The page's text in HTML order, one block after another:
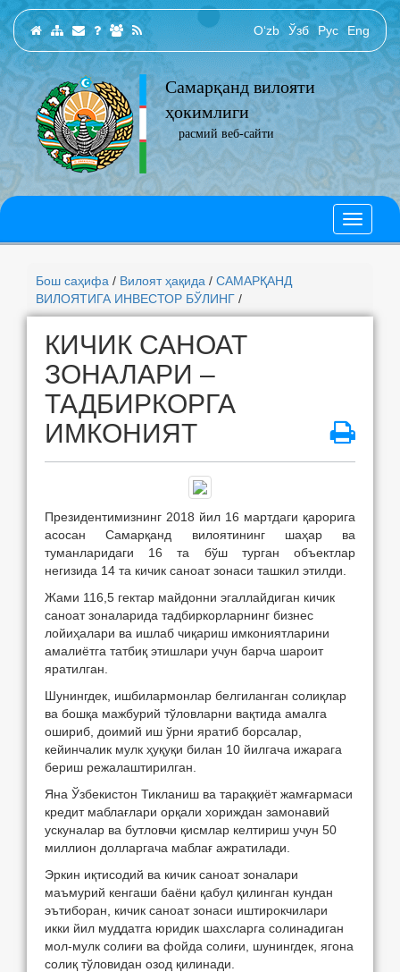
O‘zb Ўзб Рус Eng
Самарқанд вилояти
ҳокимлиги
расмий веб-сайти
Бош саҳифа / Вилоят ҳақида / САМАРҚАНД
ВИЛОЯТИГА ИНВЕСТОР БЎЛИНГ /
КИЧИК САНОАТ
ЗОНАЛАРИ –
ТАДБИРКОРГА
ИМКОНИЯТ
Президентимизнинг 2018 йил 16 мартдаги қарорига
асосан Самарқанд вилоятининг шаҳар ва
туманларидаги 16 та бўш турган объектлар
негизида 14 та кичик саноат зонаси ташкил этилди.
Жами 116,5 гектар майдонни эгаллайдиган кичик
саноат зоналарида тадбиркорларнинг бизнес
лойиҳалари ва ишлаб чиқариш имкониятларини
амалиётга татбиқ этишлари учун барча шароит
яратилган.
Шунингдек, ишбилармонлар белгиланган солиқлар
ва бошқа мажбурий тўловларни вақтида амалга
ошириб, доимий иш ўрни яратиб борсалар,
кейинчалик мулк ҳуқуқи билан 10 йилгача ижарага
бериш режалаштирилган.
Яна Ўзбекистон Тикланиш ва тараққиёт жамғармаси
кредит маблағлари орқали хориждан замонавий
ускуналар ва бутловчи қисмлар келтириш учун 50
миллион долларгача маблағ ажратилади.
Эркин иқтисодий ва кичик саноат зоналари
маъмурий кенгаши баёни қабул қилинган кундан
эътиборан, кичик саноат зонаси иштирокчилари
икки йил муддатга юридик шахсларга солинадиган
мол-мулк солиғи ва фойда солиғи, шунингдек, ягона
солиқ тўловидан озод қилинади.